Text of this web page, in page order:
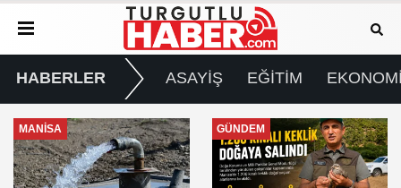
HABERLER ASAYİŞ EĞİTİM
GÜNDEM GÜNDEM